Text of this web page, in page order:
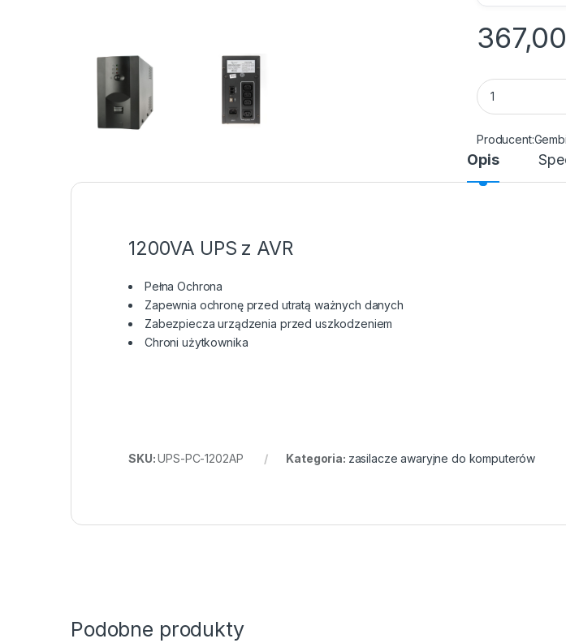
367,00
Zasilacz
Opis
1200VA UPS z AVR
Pełna Ochrona
Zapewnia ochronę przed utratą ważnych danych
Zabezpiecza urządzenia przed uszkodzeniem
Chroni użytkownika
SKU:UPS-PC-1202AP Kategoria: zasilacze awaryjne do komputerów
Podobne produkty